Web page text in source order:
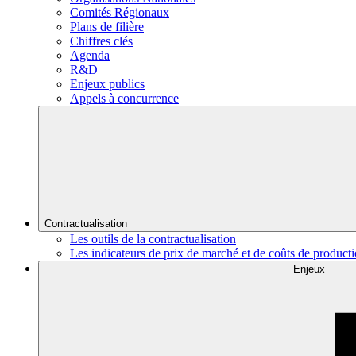
Comités Régionaux
Plans de filière
Chiffres clés
Agenda
R&D
Enjeux publics
Appels à concurrence
Contractualisation
Les outils de la contractualisation
Les indicateurs de prix de marché et de coûts de
Enjeux